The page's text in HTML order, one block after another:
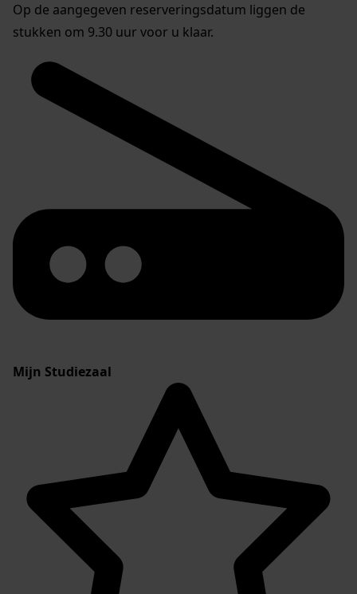
Op de aangegeven reserveringsdatum liggen de
stukken om 9.30 uur voor u klaar.
Mijn Studiezaal